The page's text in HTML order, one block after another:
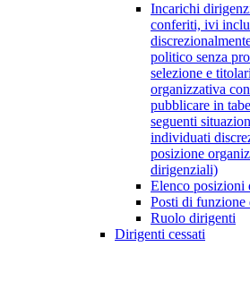
Incarichi
conferiti, ivi
politico senza
selezione e
organizzativa
pubblicare in
seguenti
individuati
posizione
dirigenziali)
Elenco posizioni
Posti di
Ruolo dirigenti
Dirigenti cessati